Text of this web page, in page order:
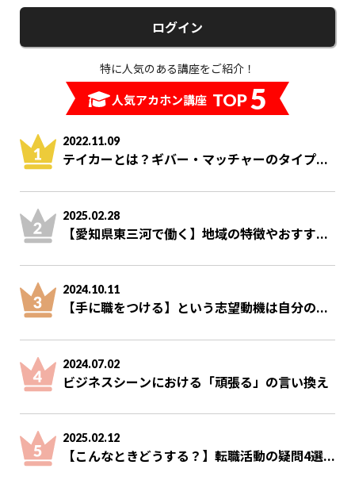
ログイン
特に人気のある講座をご紹介！
人気アカホン講座 TOP5
2022.11.09
テイカーとは？ギバー・マッチャーのタイプ...
2025.02.28
【愛知県東三河で働く】地域の特徴やおすす...
2024.10.11
【手に職をつける】という志望動機は自分の...
2024.07.02
ビジネスシーンにおける「頑張る」の言い換え
2025.02.12
【こんなときどうする？】転職活動の疑問4選...